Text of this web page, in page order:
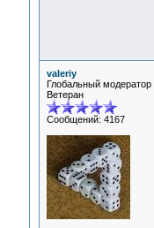
valeriy
Глобальный модератор
Ветеран
Сообщений: 4167